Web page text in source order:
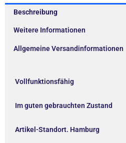
Beschreibung
Weitere Informationen
Allgemeine Versandinformationen
Vollfunktionsfähig
Im guten gebrauchten Zustand
Artikel-Standort. Hamburg